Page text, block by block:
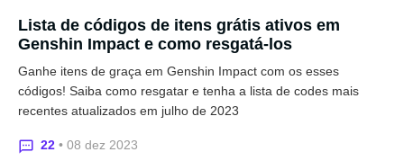
Lista de códigos de itens grátis ativos em
Genshin Impact e como resgatá-los
Ganhe itens de graça em Genshin Impact com os esses
códigos! Saiba como resgatar e tenha a lista de codes mais
recentes atualizados em julho de 2023
22 • 08 dez 2023